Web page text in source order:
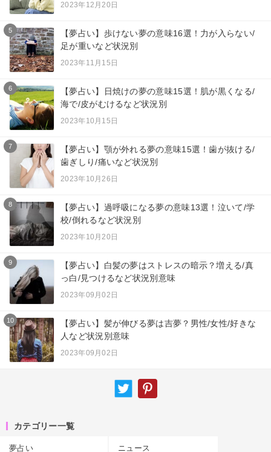
2023年12月20日
5
【夢占い】歩けない夢の意味16選！力が入らない/
足が重いなど状況別
2023年11月15日
6
【夢占い】日焼けの夢の意味15選！肌が黒くなる/
海で/皮がむけるなど状況別
2023年10月15日
7
【夢占い】顎が外れる夢の意味15選！歯が抜ける/
歯ぎしり/痛いなど状況別
2023年10月26日
8
【夢占い】過呼吸になる夢の意味13選！泣いて/学
校/倒れるなど状況別
2023年10月20日
9
【夢占い】白髪の夢はストレスの暗示？増える/真
っ白/見つけるなど状況別意味
2023年09月02日
10
【夢占い】髪が伸びる夢は吉夢？男性/女性/好きな
人など状況別意味
2023年09月02日
カテゴリー一覧
夢占い ニュース